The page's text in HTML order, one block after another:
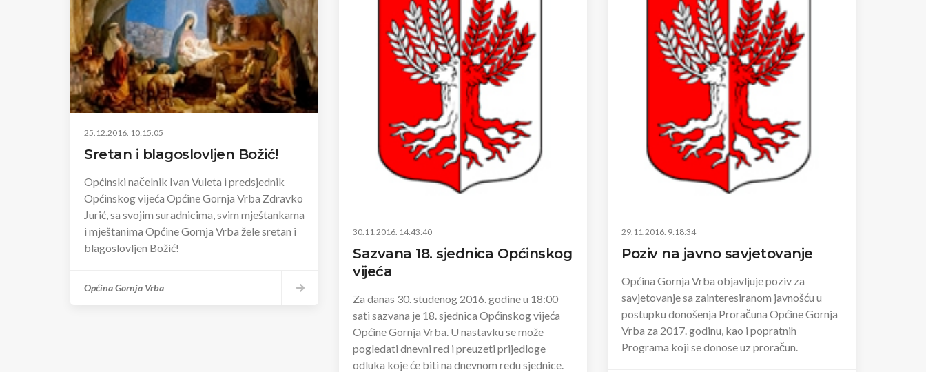
25.12.2016. 10:15:05
Sretan i blagoslovljen Božić!
Općinski načelnik Ivan Vuleta i predsjednik
Općinskog vijeća Općine Gornja Vrba Zdravko
Jurić, sa svojim suradnicima, svim mještankama
i mještanima Općine Gornja Vrba žele sretan i
blagoslovljen Božić!
Općina Gornja Vrba
30.11.2016. 14:43:40
Sazvana 18. sjednica Općinskog
vijeća
Za danas 30. studenog 2016. godine u 18:00
sati sazvana je 18. sjednica Općinskog vijeća
Općine Gornja Vrba. U nastavku se može
pogledati dnevni red i preuzeti prijedloge
odluka koje će biti na dnevnom redu sjednice.
29.11.2016. 9:18:34
Poziv na javno savjetovanje
Općina Gornja Vrba objavljuje poziv za
savjetovanje sa zainteresiranom javnošću u
postupku donošenja Proračuna Općine Gornja
Vrba za 2017. godinu, kao i popratnih
Programa koji se donose uz proračun.